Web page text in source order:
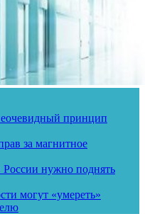
принцип
за магнитное
нужно поднять
могут «умереть»